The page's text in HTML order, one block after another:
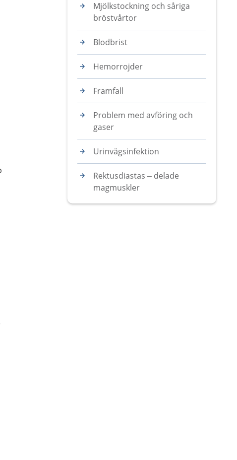
Mjölkstockning och såriga
bröstvårtor
Blodbrist
Hemorrojder
Framfall
Problem med avföring och
gaser
Urinvägsinfektion
Rektusdiastas – delade
magmuskler